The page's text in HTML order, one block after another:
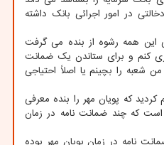
در امور اجرائی بانک داشته
این همه رشوه از بنده می گرفت
کنم و برای ستاندن یک ضمانت
من شعبه را بچینم یا اصلاً احتیاجی
کردید که پویان مهر را بنده معرفی
که چند ضمانت نامه در زمان
امامی اظهار داشت: تنها ۲ ضمانت نامه در زمان پویان مهر بوده